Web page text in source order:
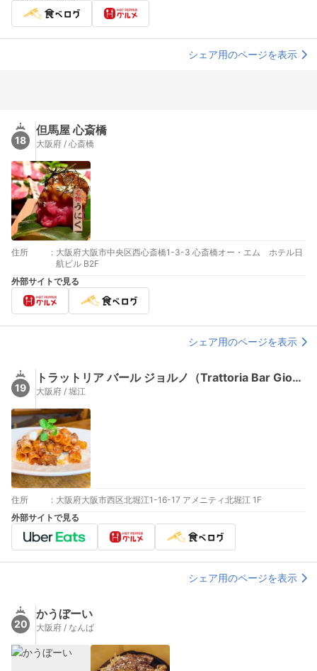
シェア用のページを表示
18
但馬屋 心斎橋
大阪府 / 心斎橋
住所 : 大阪府大阪市中央区西心斎橋1-3-3 心斎橋オー・エム ホテル日
航ビル B2F
外部サイトで見る
シェア用のページを表示
19
トラットリア バール ジョルノ（Trattoria Bar Giorno）
大阪府 / 堀江
住所 : 大阪府大阪市西区北堀江1-16-17 アメニティ北堀江 1F
外部サイトで見る
シェア用のページを表示
20
かうぼーい
大阪府 / なんば